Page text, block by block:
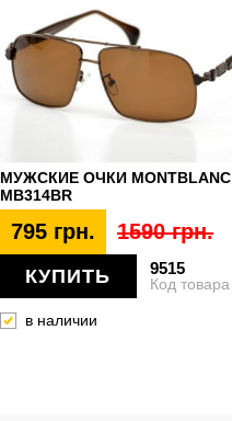
МУЖСКИЕ ОЧКИ MONTBLANC
MB314BR
795 грн. 1590 грн.
КУПИТЬ 9515
Код товара
в наличии